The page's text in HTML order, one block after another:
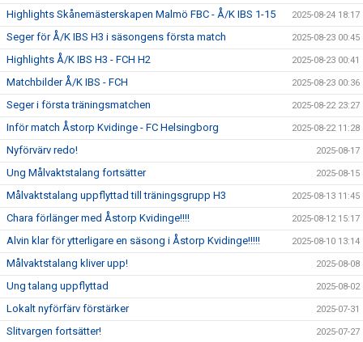
Highlights Skånemästerskapen Malmö FBC - Å/K IBS 1-15 2025-08-24 18:17
Seger för Å/K IBS H3 i säsongens första match 2025-08-23 00:45
Highlights Å/K IBS H3 - FCH H2 2025-08-23 00:41
Matchbilder Å/K IBS - FCH 2025-08-23 00:36
Seger i första träningsmatchen 2025-08-22 23:27
Inför match Åstorp Kvidinge - FC Helsingborg 2025-08-22 11:28
Nyförvärv redo! 2025-08-17
Ung Målvaktstalang fortsätter 2025-08-15
Målvaktstalang uppflyttad till träningsgrupp H3 2025-08-13 11:45
Chara förlänger med Åstorp Kvidinge!!!! 2025-08-12 15:17
Alvin klar för ytterligare en säsong i Åstorp Kvidinge!!!!! 2025-08-10 13:14
Målvaktstalang kliver upp! 2025-08-08
Ung talang uppflyttad 2025-08-02
Lokalt nyförfärv förstärker 2025-07-31
Slitvargen fortsätter! 2025-07-27